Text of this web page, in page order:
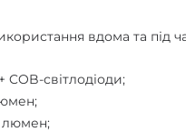
вдома та під
COB-світлодіоди;
люмен;